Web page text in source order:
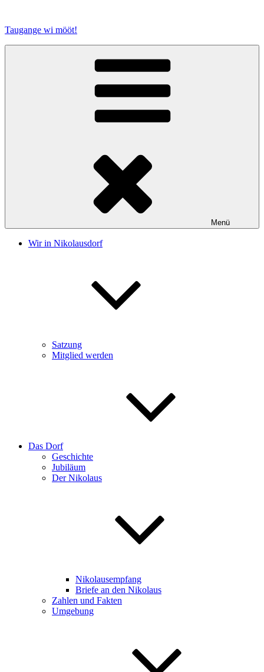
springen
Taugange wi mööt!
Menü
Wir in Nikolausdorf
Satzung
Mitglied werden
Das Dorf
Geschichte
Jubiläum
Der Nikolaus
Nikolausempfang
Briefe an den Nikolaus
Zahlen und Fakten
Umgebung